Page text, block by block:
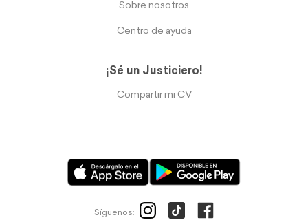
Sobre nosotros
Centro de ayuda
¡Sé un Justiciero!
Compartir mi CV
Síguenos: